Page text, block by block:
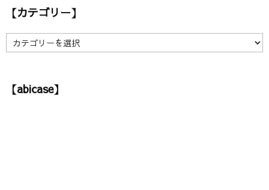
イ【カテゴリー】
【
カ
リ【abicase】